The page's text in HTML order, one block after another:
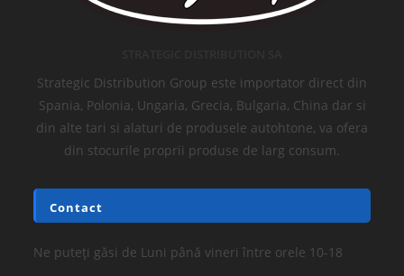
Strategic Distribution Group este importator direct din
Spania, Polonia, Ungaria, Grecia, Bulgaria, China dar si
din alte tari si alaturi de produsele autohtone, va ofera
din stocurile proprii produse de larg consum.
Contact
Ne puteți găsi de Luni până vineri între orele 10-18